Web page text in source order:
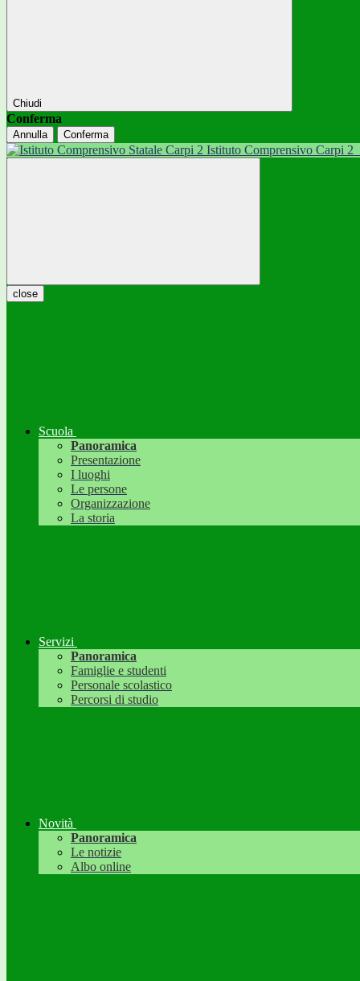
Chiudi
Conferma
Annulla Conferma
Istituto Comprensivo Carpi 2
close
Scuola
Panoramica
Presentazione
I luoghi
Le persone
Organizzazione
La storia
Servizi
Panoramica
Famiglie e studenti
Personale scolastico
Percorsi di studio
Novità
Panoramica
Le notizie
Albo online